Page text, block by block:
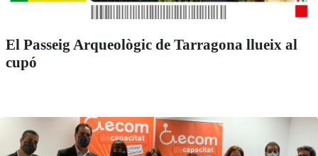
El Passeig Arqueològic de Tarragona llueix al
cupó